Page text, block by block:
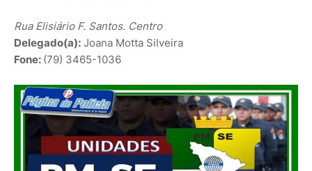
Rua Elisiário F. Santos. Centro
Delegado(a): Joana Motta Silveira
Fone: (79) 3465-1036